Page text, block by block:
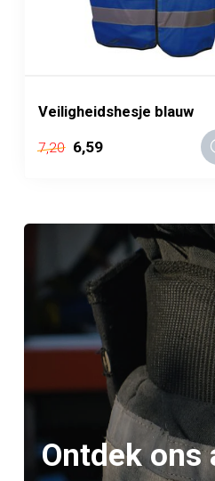
Veiligheidshesje blauw
7,20 6,59
Ontdek ons